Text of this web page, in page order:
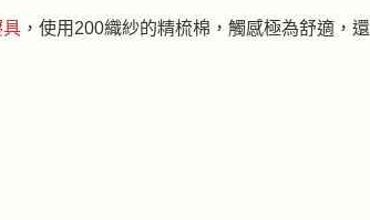
具 ，使用200織紗的精梳棉，觸感極為舒適，還